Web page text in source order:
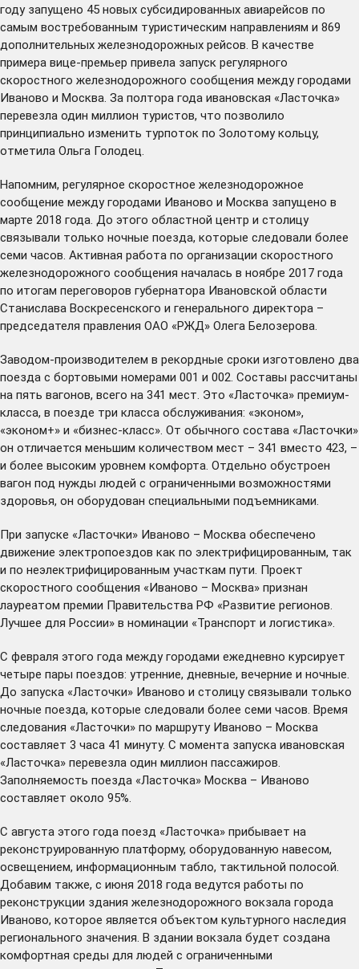
году запущено 45 новых субсидированных авиарейсов по
самым востребованным туристическим направлениям и 869
дополнительных железнодорожных рейсов. В качестве
примера вице-премьер привела запуск регулярного
скоростного железнодорожного сообщения между городами
Иваново и Москва. За полтора года ивановская «Ласточка»
перевезла один миллион туристов, что позволило
принципиально изменить турпоток по Золотому кольцу,
отметила Ольга Голодец.
Напомним, регулярное скоростное железнодорожное
сообщение между городами Иваново и Москва запущено в
марте 2018 года. До этого областной центр и столицу
связывали только ночные поезда, которые следовали более
семи часов. Активная работа по организации скоростного
железнодорожного сообщения началась в ноябре 2017 года
по итогам переговоров губернатора Ивановской области
Станислава Воскресенского и генерального директора –
председателя правления ОАО «РЖД» Олега Белозерова.
Заводом-производителем в рекордные сроки изготовлено два
поезда с бортовыми номерами 001 и 002. Составы рассчитаны
на пять вагонов, всего на 341 мест. Это «Ласточка» премиум-
класса, в поезде три класса обслуживания: «эконом»,
«эконом+» и «бизнес-класс». От обычного состава «Ласточки»
он отличается меньшим количеством мест – 341 вместо 423, –
и более высоким уровнем комфорта. Отдельно обустроен
вагон под нужды людей с ограниченными возможностями
здоровья, он оборудован специальными подъемниками.
При запуске «Ласточки» Иваново – Москва обеспечено
движение электропоездов как по электрифицированным, так
и по неэлектрифицированным участкам пути. Проект
скоростного сообщения «Иваново – Москва» признан
лауреатом премии Правительства РФ «Развитие регионов.
Лучшее для России» в номинации «Транспорт и логистика».
С февраля этого года между городами ежедневно курсирует
четыре пары поездов: утренние, дневные, вечерние и ночные.
До запуска «Ласточки» Иваново и столицу связывали только
ночные поезда, которые следовали более семи часов. Время
следования «Ласточки» по маршруту Иваново – Москва
составляет 3 часа 41 минуту. С момента запуска ивановская
«Ласточка» перевезла один миллион пассажиров.
Заполняемость поезда «Ласточка» Москва – Иваново
составляет около 95%.
С августа этого года поезд «Ласточка» прибывает на
реконструированную платформу, оборудованную навесом,
освещением, информационным табло, тактильной полосой.
Добавим также, с июня 2018 года ведутся работы по
реконструкции здания железнодорожного вокзала города
Иваново, которое является объектом культурного наследия
регионального значения. В здании вокзала будет создана
комфортная среды для людей с ограниченными